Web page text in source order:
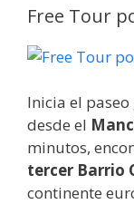
Free Tour
Inicia el
desde el
minutos,
tercer Barrio
continente